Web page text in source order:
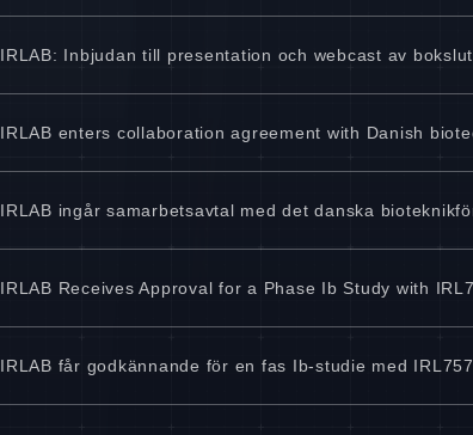
IRLAB: Inbjudan till presentation och webcast av
IRLAB enters collaboration agreement with Danish
IRLAB ingår samarbetsavtal med det danska
IRLAB Receives Approval for a Phase Ib Study with
IRLAB får godkännande för en fas Ib-studie med